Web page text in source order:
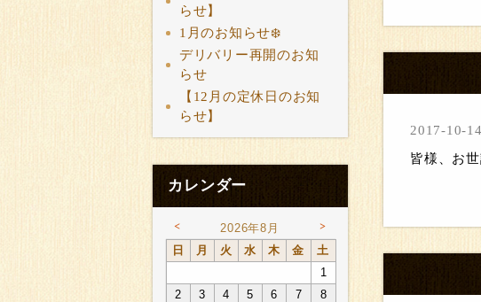
らせ】
1月のお知らせ❄️
デリバリー再開のお知
らせ
【12月の定休日のお知
らせ】
カレンダー
< 2026年8月 >
日 月 火 水 木 金
土
1
2
3 4 5 6 7 8
2017-10-
皆様、お